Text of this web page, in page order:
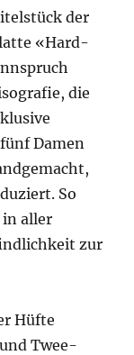
der
«Hard-
die
Damen
So
in aller
zur
Hüfte
Twee-